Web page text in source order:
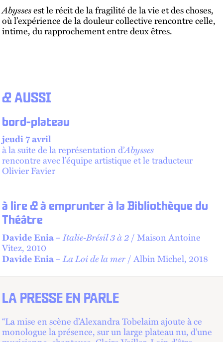
Abyssesest le récit de la fragilité de la vie et des choses,
où l’expérience de la douleur collective rencontre celle,
intime, du rapprochement entre deux êtres.
& AUSSI
bord-plateau
jeudi 7 avril
à la suite de la représentation d’Abysses
rencontre avec l’équipe artistique et le traducteur
Olivier Favier
à lire & à emprunter à la Bibliothèque du
Théâtre
Davide Enia–Italie-Brésil 3 à 2/ Maison Antoine
Vitez, 2010
Davide Enia–La Loi de la mer/ Albin Michel, 2018
LA PRESSE EN PARLE
“La mise en scène d’Alexandra Tobelaim ajoute à ce
monologue la présence, sur un large plateau nu, d’une